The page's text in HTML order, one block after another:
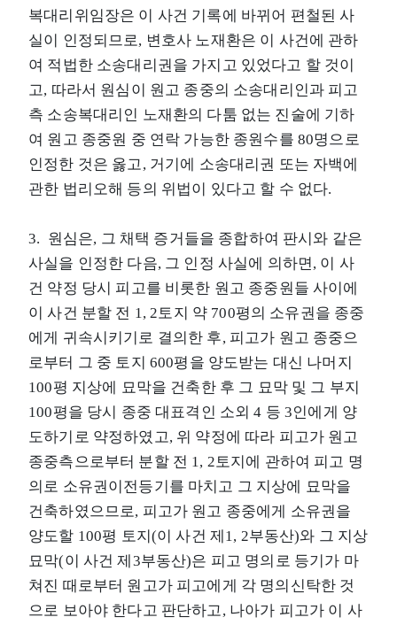
복대리위임장은 이 사건 기록에 바뀌어 편철된 사
실이 인정되므로, 변호사 노재환은 이 사건에 관하
여 적법한 소송대리권을 가지고 있었다고 할 것이
고, 따라서 원심이 원고 종중의 소송대리인과 피고
측 소송복대리인 노재환의 다툼 없는 진술에 기하
여 원고 종중원 중 연락 가능한 종원수를 80명으로
인정한 것은 옳고, 거기에 소송대리권 또는 자백에
관한 법리오해 등의 위법이 있다고 할 수 없다.
3. 원심은, 그 채택 증거들을 종합하여 판시와 같은
사실을 인정한 다음, 그 인정 사실에 의하면, 이 사
건 약정 당시 피고를 비롯한 원고 종중원들 사이에
이 사건 분할 전 1, 2토지 약 700평의 소유권을 종중
에게 귀속시키기로 결의한 후, 피고가 원고 종중으
로부터 그 중 토지 600평을 양도받는 대신 나머지
100평 지상에 묘막을 건축한 후 그 묘막 및 그 부지
100평을 당시 종중 대표격인 소외 4 등 3인에게 양
도하기로 약정하였고, 위 약정에 따라 피고가 원고
종중측으로부터 분할 전 1, 2토지에 관하여 피고 명
의로 소유권이전등기를 마치고 그 지상에 묘막을
건축하였으므로, 피고가 원고 종중에게 소유권을
양도할 100평 토지(이 사건 제1, 2부동산)와 그 지상
묘막(이 사건 제3부동산)은 피고 명의로 등기가 마
쳐진 때로부터 원고가 피고에게 각 명의신탁한 것
으로 보아야 한다고 판단하고, 나아가 피고가 이 사